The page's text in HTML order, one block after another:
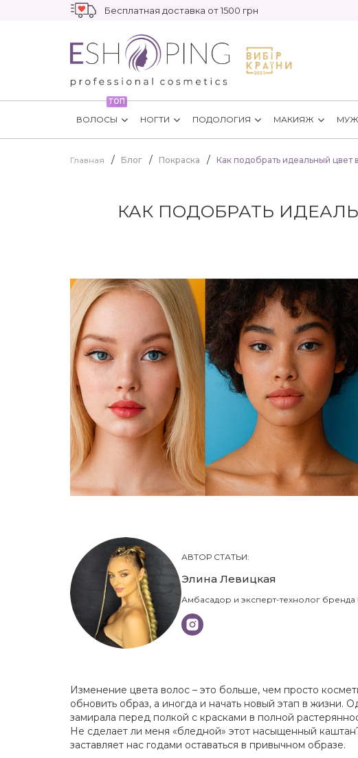
Бесплатная доставка от 1500 грн
ТОП
ВОЛОСЫ НОГТИ ПОДОЛОГИЯ МАКИЯЖ
Главная Блог Покраска Как подобрать идеальный
КАК ПОДОБРАТЬ
АВТОР СТАТЬИ:
Элина Левицкая
Амбасадор и эксперт-технолог бренда
Изменение цвета волос – это больше, чем просто
обновить образ, а иногда и начать новый этап в жизни.
замирала перед полкой с красками в полной
Не сделает ли меня «бледной» этот насыщенный
заставляет нас годами оставаться в привычном образе.